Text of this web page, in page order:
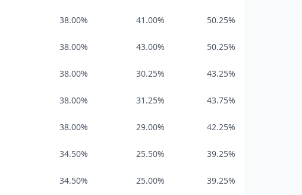
38.00% 41.00% 50.25%
38.00% 43.00% 50.25%
38.00% 30.25% 43.25%
38.00% 31.25% 43.75%
38.00% 29.00% 42.25%
34.50% 25.50% 39.25%
34.50% 25.00% 39.25%